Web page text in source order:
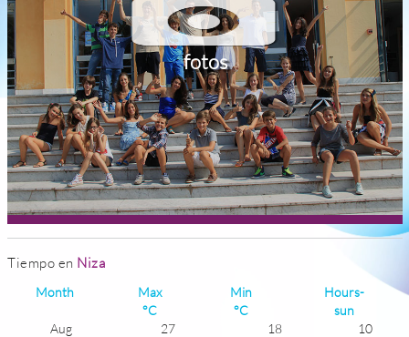
fotos
Tiempo en Niza
Month
Max
°C
Min
°C
Hours-
sun
Aug
27 18
10